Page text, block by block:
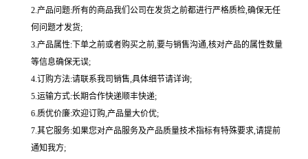
2.产品问题:所有的商品我们公司在发货之前都进行严格质检,确保无任
何问题才发货;
3.产品属性:下单之前或者购买之前,要与销售沟通,核对产品的属性数量
等信息确保无误;
4.订购方法:请联系我司销售,具体细节请详询;
5.运输方式:长期合作快递顺丰快递;
6.质优价廉:欢迎订购,产品量大价优;
7.其它服务:如果您对产品服务及产品质量技术指标有特殊要求,请提前
通知我方;